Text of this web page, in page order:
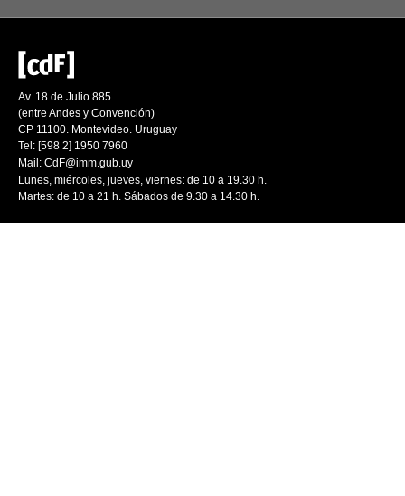
Av. 18 de Julio 885
(entre Andes y Convención)
CP 11100. Montevideo. Uruguay
Tel: [598 2] 1950 7960
Mail: CdF@imm.gub.uy
Lunes, miércoles, jueves, viernes: de 10 a 19.30 h.
Martes: de 10 a 21 h. Sábados de 9.30 a 14.30 h.